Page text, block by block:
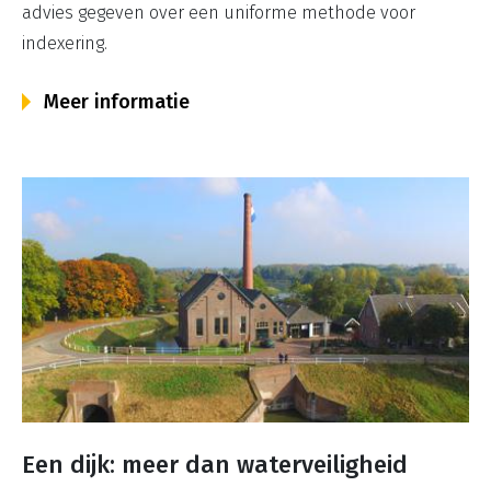
advies gegeven over een uniforme methode voor
indexering.
Meer informatie
Een dijk: meer dan waterveiligheid